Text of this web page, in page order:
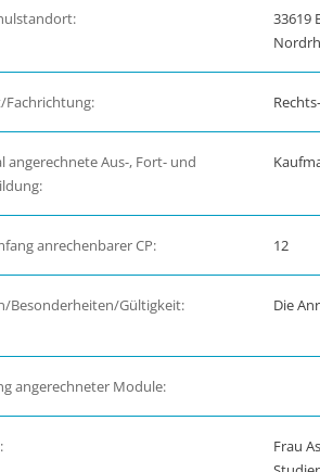
33619
Fachrichtung:
angerechnete Aus-, Fort- und
anrechenbarer CP: 12
Besonderheiten/Gültigkeit: Die
angerechneter Module:
Frau